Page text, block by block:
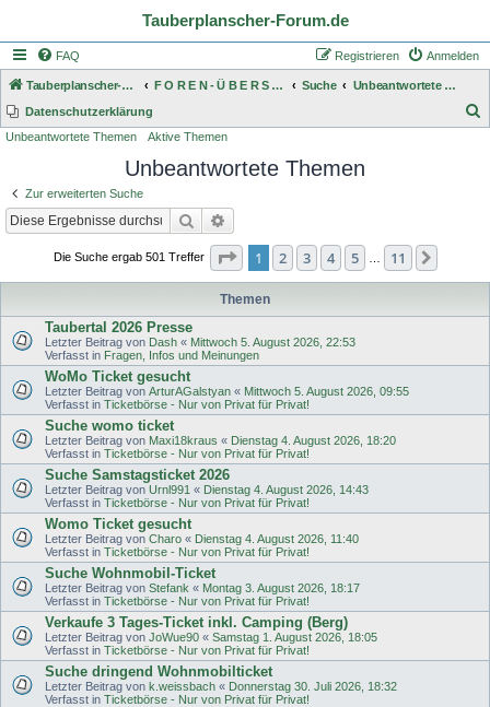
Tauberplanscher-Forum.de
FAQ Anmelden
Registrieren
Tauberplanscher-Forum.de F O R E N - Ü B E R S I C H T Suche
Unbeantwortete Themen
Datenschutzerklärung
Unbeantwortete Themen Aktive Themen
Unbeantwortete Themen
Zur erweiterten Suche
Suche
Die Suche ergab 501 Treffer Seite 1von 11
1 2 3 4 5 11
Themen
Taubertal 2026 Presse
Letzter Beitrag von Dash « Mittwoch 5. August 2026, 22:53
Verfasst in Fragen, Infos und Meinungen
WoMo Ticket gesucht
Letzter Beitrag von ArturAGalstyan « Mittwoch 5. August 2026, 09:55
Verfasst in Ticketbörse - Nur von Privat für Privat!
Suche womo ticket
Letzter Beitrag von Maxi18kraus « Dienstag 4. August 2026, 18:20
Verfasst in Ticketbörse - Nur von Privat für Privat!
Suche Samstagsticket 2026
Letzter Beitrag von Urnl991 « Dienstag 4. August 2026, 14:43
Verfasst in Ticketbörse - Nur von Privat für Privat!
Womo Ticket gesucht
Letzter Beitrag von Charo « Dienstag 4. August 2026, 11:40
Verfasst in Ticketbörse - Nur von Privat für Privat!
Suche Wohnmobil-Ticket
Letzter Beitrag von Stefank « Montag 3. August 2026, 18:17
Verfasst in Ticketbörse - Nur von Privat für Privat!
Verkaufe 3 Tages-Ticket inkl. Camping (Berg)
Letzter Beitrag von JoWue90 « Samstag 1. August 2026, 18:05
Verfasst in Ticketbörse - Nur von Privat für Privat!
Suche dringend Wohnmobilticket
Letzter Beitrag von k.weissbach « Donnerstag 30. Juli 2026, 18:32
Verfasst in Ticketbörse - Nur von Privat für Privat!